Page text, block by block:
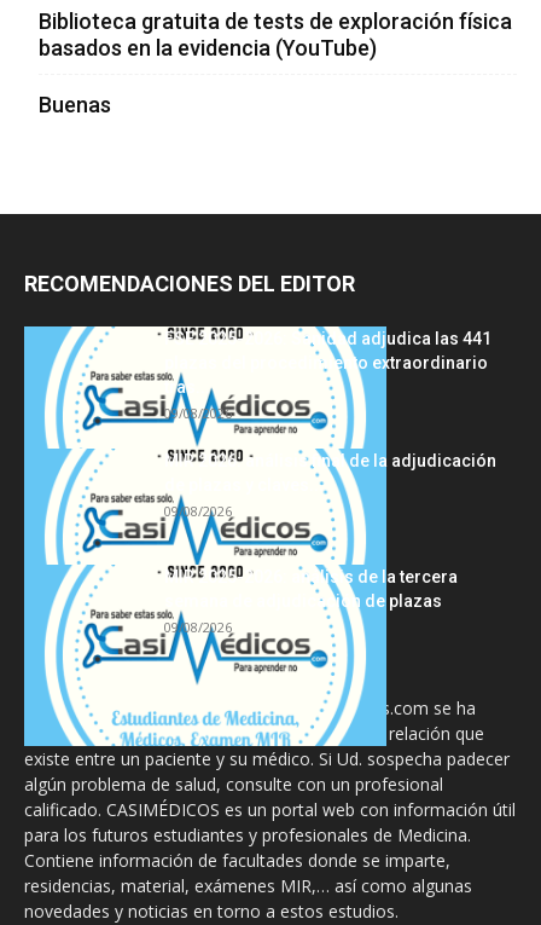
Biblioteca gratuita de tests de exploración física
basados en la evidencia (YouTube)
Buenas
RECOMENDACIONES DEL EDITOR
FSE 2025-2026: Sanidad adjudica las 441
plazas del procedimiento extraordinario
tras...
09/08/2026
MIR 2026: análisis final de la adjudicación
de plazas y claves...
09/08/2026
MIR 2025-2026: análisis de la tercera
semana de adjudicación de plazas
09/08/2026
La información proporcionada en CasiMedicos.com se ha
diseñado para complementar, no substituir, la relación que
existe entre un paciente y su médico. Si Ud. sospecha padecer
algún problema de salud, consulte con un profesional
calificado. CASIMÉDICOS es un portal web con información útil
para los futuros estudiantes y profesionales de Medicina.
Contiene información de facultades donde se imparte,
residencias, material, exámenes MIR,… así como algunas
novedades y noticias en torno a estos estudios.